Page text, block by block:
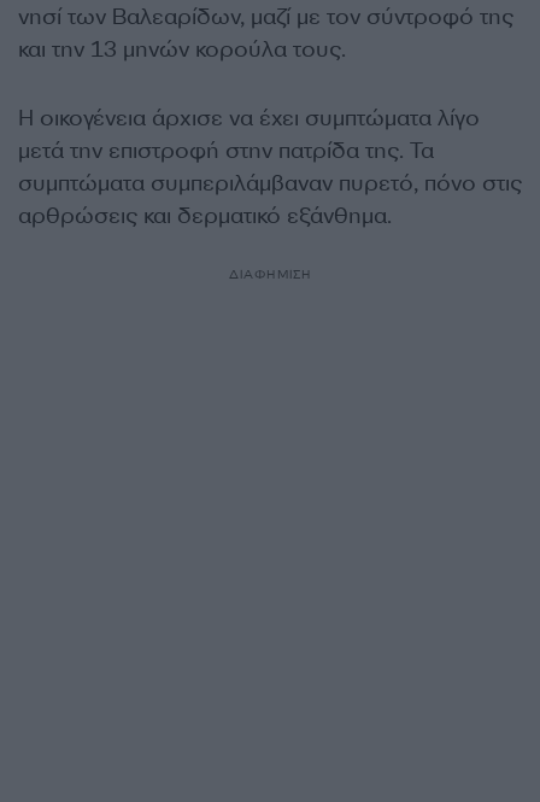
νησί των Βαλεαρίδων, μαζί με τον σύντροφό της
και την 13 μηνών κορούλα τους.
Η οικογένεια άρχισε να έχει συμπτώματα λίγο
μετά την επιστροφή στην πατρίδα της. Τα
συμπτώματα συμπεριλάμβαναν πυρετό, πόνο στις
αρθρώσεις και δερματικό εξάνθημα.
ΔΙΑΦΗΜΙΣΗ